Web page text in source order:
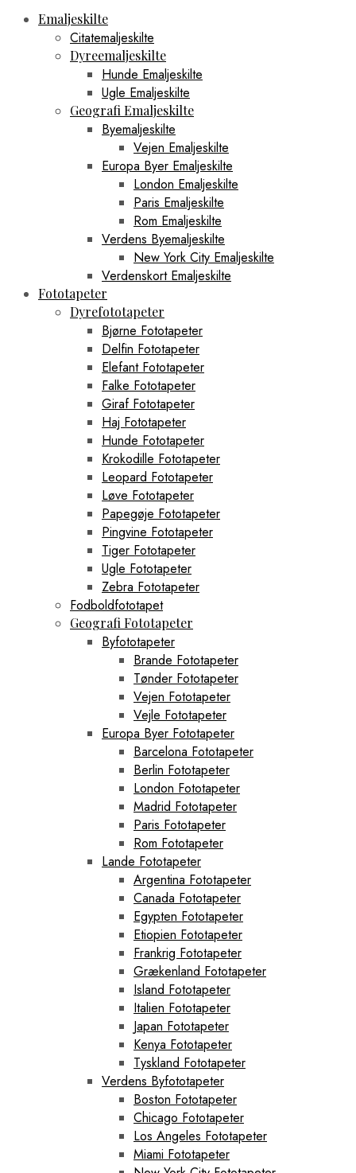
Emaljeskilte
Citatemaljeskilte
Dyreemaljeskilte
Hunde Emaljeskilte
Ugle Emaljeskilte
Geografi Emaljeskilte
Byemaljeskilte
Vejen Emaljeskilte
Europa Byer Emaljeskilte
London Emaljeskilte
Paris Emaljeskilte
Rom Emaljeskilte
Verdens Byemaljeskilte
New York City Emaljeskilte
Verdenskort Emaljeskilte
Fototapeter
Dyrefototapeter
Bjørne Fototapeter
Delfin Fototapeter
Elefant Fototapeter
Falke Fototapeter
Giraf Fototapeter
Haj Fototapeter
Hunde Fototapeter
Krokodille Fototapeter
Leopard Fototapeter
Løve Fototapeter
Papegøje Fototapeter
Pingvine Fototapeter
Tiger Fototapeter
Ugle Fototapeter
Zebra Fototapeter
Fodboldfototapet
Geografi Fototapeter
Byfototapeter
Brande Fototapeter
Tønder Fototapeter
Vejen Fototapeter
Vejle Fototapeter
Europa Byer Fototapeter
Barcelona Fototapeter
Berlin Fototapeter
London Fototapeter
Madrid Fototapeter
Paris Fototapeter
Rom Fototapeter
Lande Fototapeter
Argentina Fototapeter
Canada Fototapeter
Egypten Fototapeter
Etiopien Fototapeter
Frankrig Fototapeter
Grækenland Fototapeter
Island Fototapeter
Italien Fototapeter
Japan Fototapeter
Kenya Fototapeter
Tyskland Fototapeter
Verdens Byfototapeter
Boston Fototapeter
Chicago Fototapeter
Los Angeles Fototapeter
Miami Fototapeter